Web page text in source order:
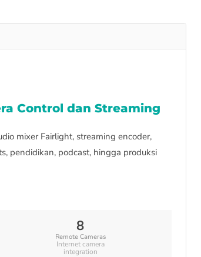
Control dan Streaming
mixer Fairlight, streaming encoder,
pendidikan, podcast, hingga produksi
8
Remote Cameras
Internet camera
integration